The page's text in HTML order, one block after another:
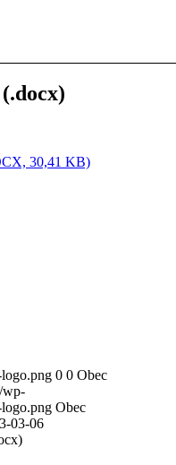
30,41 KB)
0 0 Obec
wp-
Obec
03-06